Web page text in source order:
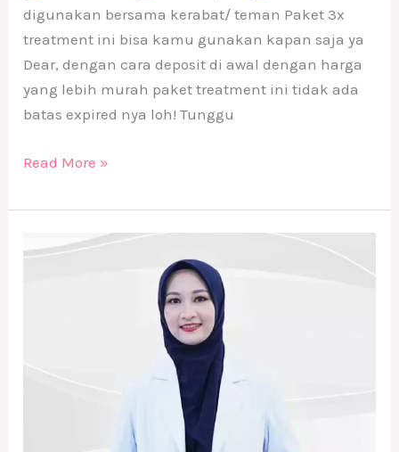
digunakan bersama kerabat/ teman Paket 3x
treatment ini bisa kamu gunakan kapan saja ya
Dear, dengan cara deposit di awal dengan harga
yang lebih murah paket treatment ini tidak ada
batas expired nya loh! Tunggu
Read More »
Berapa